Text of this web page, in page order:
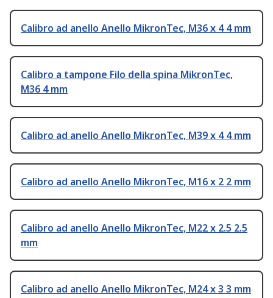
Calibro ad anello Anello MikronTec, M36 x 4 4 mm
Calibro a tampone Filo della spina MikronTec,
M36 4 mm
Calibro ad anello Anello MikronTec, M39 x 4 4 mm
Calibro ad anello Anello MikronTec, M16 x 2 2 mm
Calibro ad anello Anello MikronTec, M22 x 2.5 2.5
mm
Calibro ad anello Anello MikronTec, M24 x 3 3 mm